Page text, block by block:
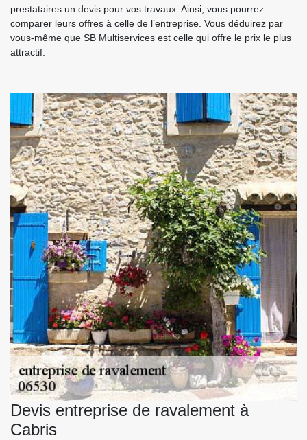
prestataires un devis pour vos travaux. Ainsi, vous pourrez
comparer leurs offres à celle de l’entreprise. Vous déduirez par
vous-même que SB Multiservices est celle qui offre le prix le plus
attractif.
Devis entreprise de ravalement à
Cabris